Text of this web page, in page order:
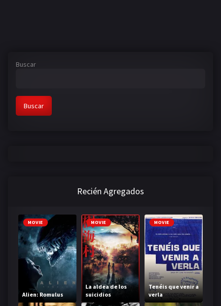
Buscar
Buscar
Recién Agregados
MOVIE
Alien: Romulus
MOVIE
La aldea de los
suicidios
MOVIE
Tenéis que venir a
verla